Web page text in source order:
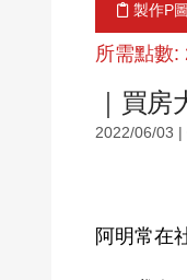
製作P圖
所需點數:
｜買
2022/06/03 |
阿明常在